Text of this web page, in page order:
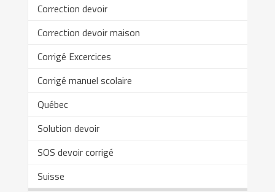
Correction devoir
Correction devoir maison
Corrigé Excercices
Corrigé manuel scolaire
Québec
Solution devoir
SOS devoir corrigé
Suisse